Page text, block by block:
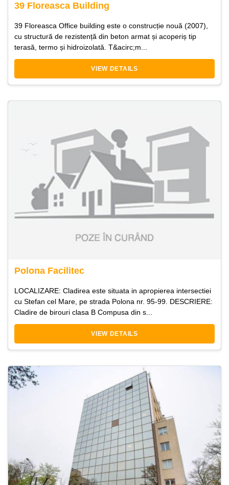
39 Floreasca Building
39 Floreasca Office building este o construcție nouă (2007),
cu structură de rezistență din beton armat și acoperiș tip
terasă, termo și hidroizolată. T&acirc;m...
VIEW DETAILS
Polona Facilitec
LOCALIZARE: Cladirea este situata in apropierea intersectiei
cu Stefan cel Mare, pe strada Polona nr. 95-99. DESCRIERE:
Cladire de birouri clasa B Compusa din s...
VIEW DETAILS